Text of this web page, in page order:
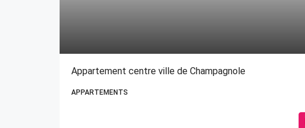
Appartement centre ville de Champagnole
APPARTEMENTS